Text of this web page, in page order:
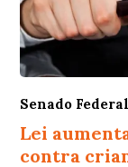
Senado Federal
Lei
contra